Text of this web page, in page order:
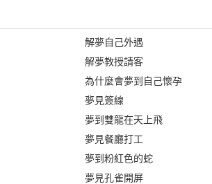
解夢自己外遇
解夢教授請客
為什麼會夢到自己懷孕
夢見簽線
夢到雙龍在天上飛
夢見餐廳打工
夢到粉紅色的蛇
夢見孔雀開屏